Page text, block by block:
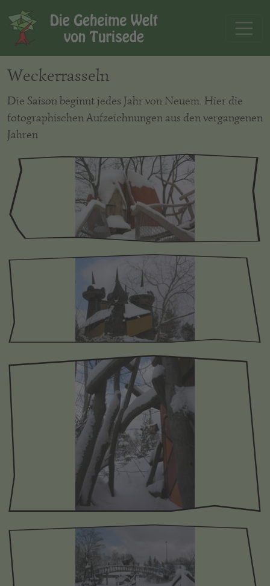
Weckerrasseln
Die Saison beginnt jedes Jahr von Neuem. Hier die
fotographischen Aufzeichnungen aus den vergangenen
Jahren